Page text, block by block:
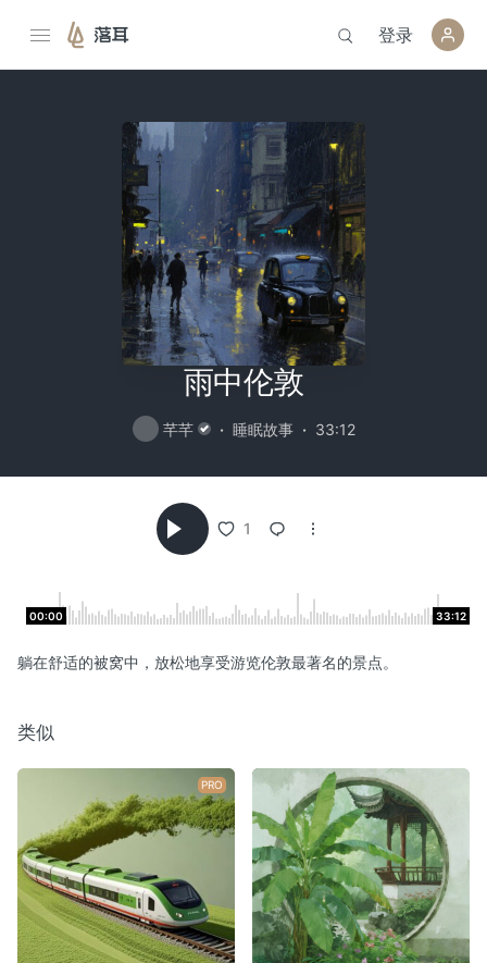
落耳 登录
雨中伦敦
芊芊 睡眠故事 33:12
1
00:00 33:12
躺在舒适的被窝中，放松地享受游览伦敦最著名的景点。
类似
PRO